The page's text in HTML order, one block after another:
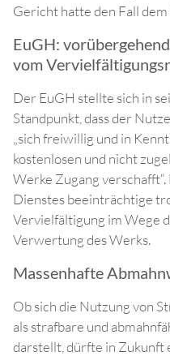
Gericht hatte den Fall
EuGH:
vom
Der EuGH stellte sich in
Standpunkt, dass der
„sich freiwillig und in
kostenlosen und nicht
Werke Zugang
Dienstes beeinträchtige
Vervielfältigung im Wege
Verwertung des Werks.
Massenhafte
Ob sich die Nutzung von
als strafbare und
darstellt, dürfte in Zukunft